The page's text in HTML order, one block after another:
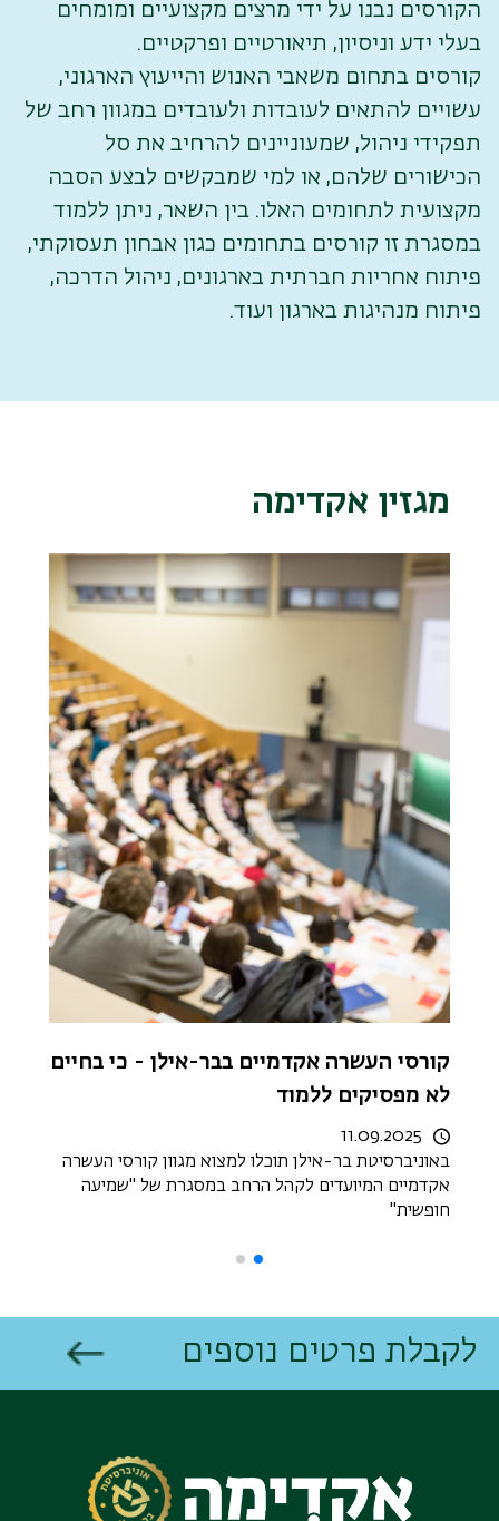
הקורסים נבנו על ידי מרצים מקצועיים ומומחים
בעלי ידע וניסיון, תיאורטיים ופרקטיים.
קורסים בתחום משאבי האנוש והייעוץ הארגוני,
עשויים להתאים לעובדות ולעובדים במגוון רחב של
תפקידי ניהול, שמעוניינים להרחיב את סל
הכישורים שלהם, או למי שמבקשים לבצע הסבה
מקצועית לתחומים האלו. בין השאר, ניתן ללמוד
במסגרת זו קורסים בתחומים כגון אבחון תעסוקתי,
פיתוח אחריות חברתית בארגונים, ניהול הדרכה,
פיתוח מנהיגות בארגון ועוד.
מגזין אקדימה
קורסי העשרה אקדמיים בבר-אילן - כי בחיים
לא מפסיקים ללמוד
11.09.2025
באוניברסיטת בר-אילן תוכלו למצוא מגוון קורסי העשרה
אקדמיים המיועדים לקהל הרחב במסגרת של "שמיעה
חופשית"
לקבלת פרטים נוספים